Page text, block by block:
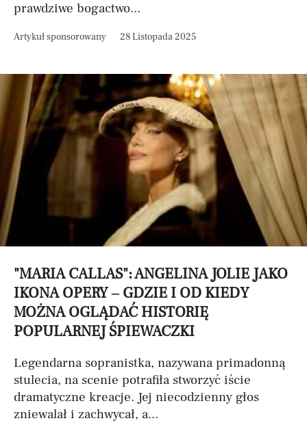
prawdziwe bogactwo...
Artykuł sponsorowany 28 Listopada 2025
"MARIA CALLAS": ANGELINA JOLIE JAKO
IKONA OPERY – GDZIE I OD KIEDY
MOŻNA OGLĄDAĆ HISTORIĘ
POPULARNEJ ŚPIEWACZKI
Legendarna sopranistka, nazywana primadonną
stulecia, na scenie potrafiła stworzyć iście
dramatyczne kreacje. Jej niecodzienny głos
zniewalał i zachwycał, a...